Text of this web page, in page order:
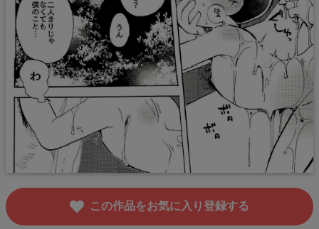
この作品をお気に入り登録する